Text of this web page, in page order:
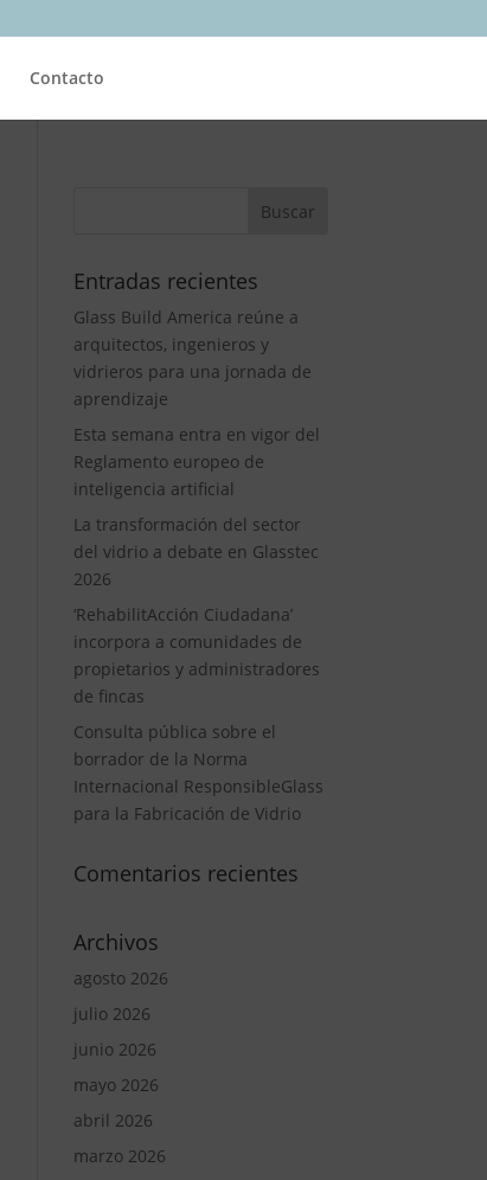
Contacto
Entradas recientes
Glass Build America reúne a
arquitectos, ingenieros y
vidrieros para una jornada de
aprendizaje
Esta semana entra en vigor del
Reglamento europeo de
inteligencia artificial
La transformación del sector
del vidrio a debate en Glasstec
2026
‘RehabilitAcción Ciudadana’
incorpora a comunidades de
propietarios y administradores
de fincas
Consulta pública sobre el
borrador de la Norma
Internacional ResponsibleGlass
para la Fabricación de Vidrio
Comentarios recientes
Archivos
agosto 2026
julio 2026
junio 2026
mayo 2026
abril 2026
marzo 2026